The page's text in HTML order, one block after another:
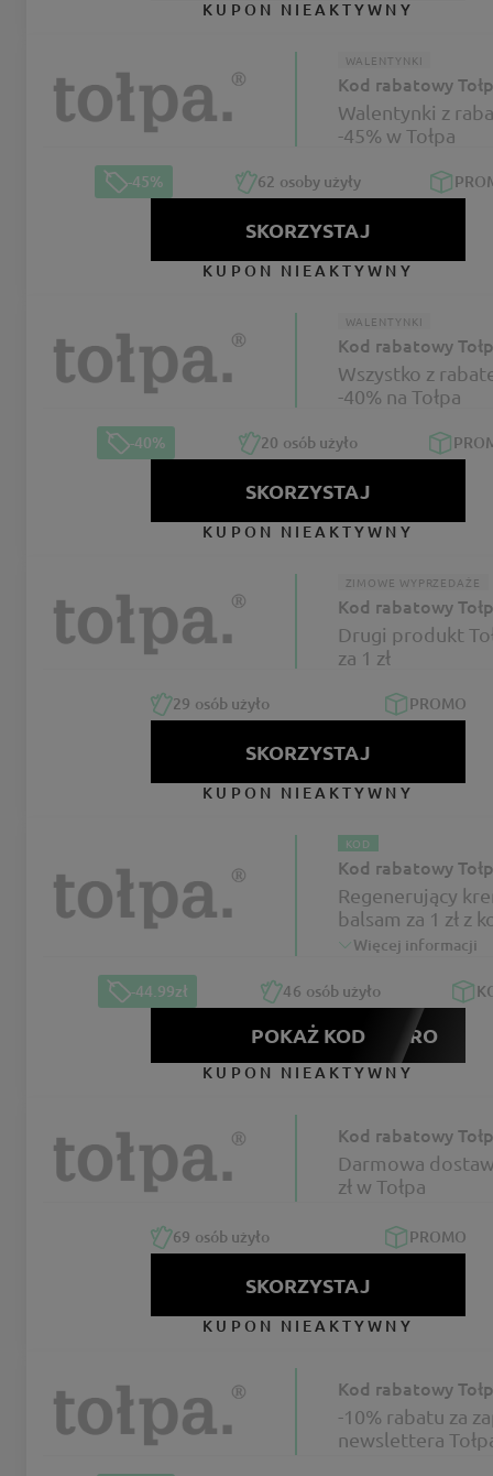
KUPON NIEAKTYWNY
WALENTYNKI
Kod rabatowy
Walentynki z
-45% w Tołpa
-45% 62 osoby użyły
SKORZYSTAJ
KUPON NIEAKTYWNY
WALENTYNKI
Kod rabatowy
Wszystko z
-40% na Tołpa
-40% 20 osób użyło
SKORZYSTAJ
KUPON NIEAKTYWNY
ZIMOWE WYPRZEDAŻE
Kod rabatowy
Drugi produkt
za 1 zł
29 osób użyło PROMO
SKORZYSTAJ
KUPON NIEAKTYWNY
KOD
Kod rabatowy
Regenerujący
balsam za 1 zł z
Więcej informacji
-44.99zł 46 osób użyło
POKAŻ KODLIPIDRO
KUPON NIEAKTYWNY
Kod rabatowy
Darmowa
zł w Tołpa
69 osób użyło PROMO
SKORZYSTAJ
KUPON NIEAKTYWNY
Kod rabatowy
-10% rabatu za
newslettera